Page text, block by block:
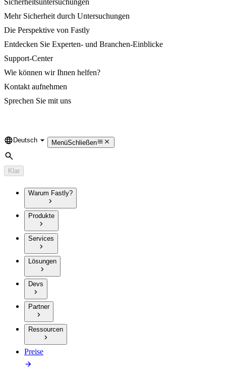
Sicherheitsuntersuchungen
Mehr Sicherheit durch Untersuchungen
Die Perspektive von Fastly
Entdecken Sie Experten- und Branchen-Einblicke
Support-Center
Wie können wir Ihnen helfen?
Kontakt aufnehmen
Sprechen Sie mit uns
Language
Deutsch MenüSchließen
Suche
Klar
Warum Fastly?
Produkte
Services
Lösungen
Devs
Partner
Ressourcen
Preise